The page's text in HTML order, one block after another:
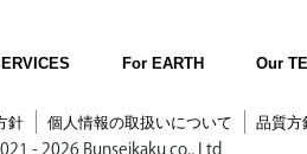
For EARTH Our
針 個人情報の取扱いについて 品質方
- 2026 Bunseikaku co., Ltd